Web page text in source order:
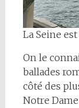
La Seine
On le
ballades
côté des
Notre